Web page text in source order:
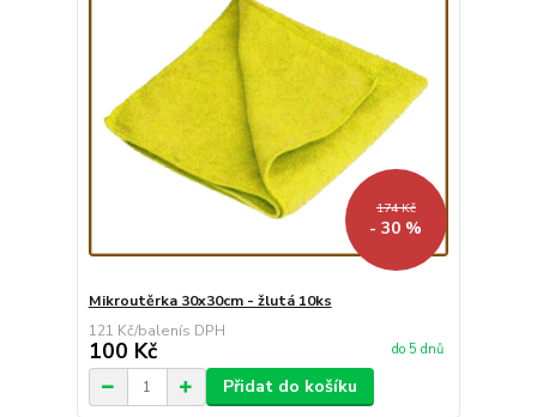
174 Kč
- 30 %
Mikroutěrka 30x30cm - žlutá 10ks
121 Kč/balení
100 Kč do 5 dnů
Přidat do košíku